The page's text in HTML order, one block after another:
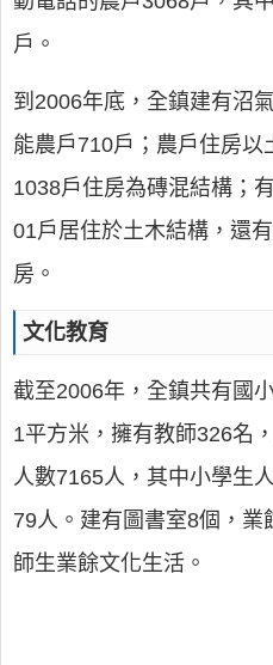
戶。
到2006年底，全鎮建有沼
能農戶710戶；農戶住房
1038戶住房為磚混結構；
01戶居住於土木結構，還
房。
文化教育
截至2006年，全鎮共有國
1平方米，擁有教師326名
人數7165人，其中小學生
79人。建有圖書室8個，業
師生業餘文化生活。